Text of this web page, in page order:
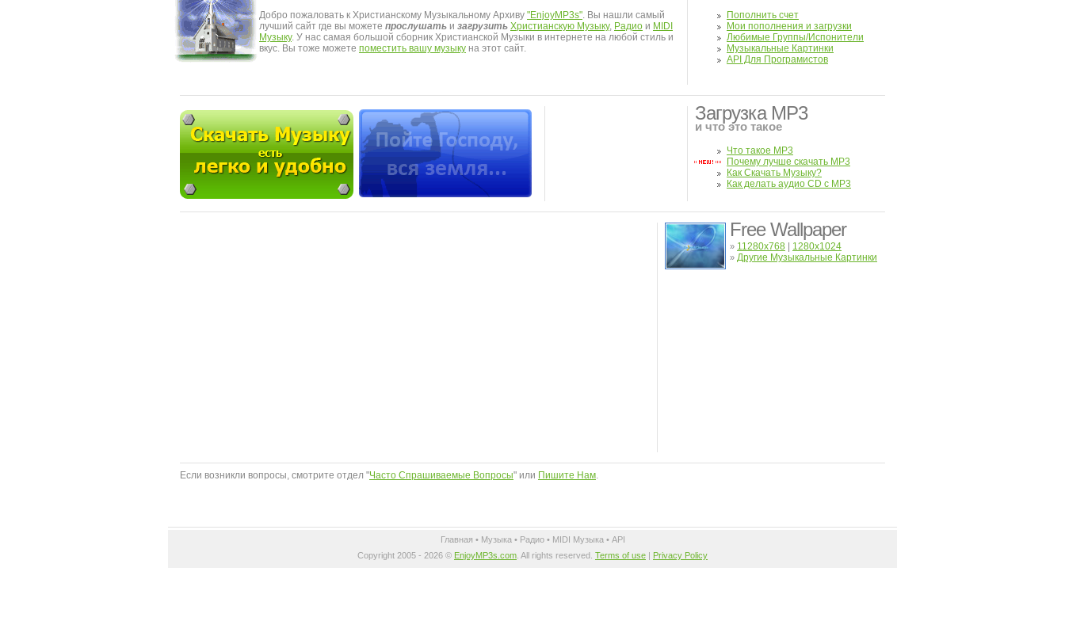
Добро пожаловать к Христианскому Музыкальному Архиву "EnjoyMP3s". Вы нашли самый
лучший сайт где вы можете прослушать и загрузить Христианскую Музыку, Радио и MIDI
Музыку. У нас самая большой сборник Христианской Музыки в интернете на любой стиль и
вкус. Вы тоже можете поместить вашу музыку на этот сайт.
Пополнить счет
Мои пополнения и загрузки
Любимые Группы/Испонители
Музыкальные Картинки
API Для Програмистов
Загрузка MP3
и что это такое
Что такое MP3
Почему лучше скачать MP3
Как Скачать Музыку?
Как делать аудио CD с MP3
Free Wallpaper
» 11280x768 1280x1024
» Другие Музыкальные Картинки
Если возникли вопросы, смотрите отдел "Часто Спрашиваемые Вопросы" или Пишите Нам.
Главная • Музыка• Радио• MIDI Музыка• API
Copyright 2005 - 2026 © EnjoyMP3s.com . All rights reserved. Terms of use | Privacy Policy